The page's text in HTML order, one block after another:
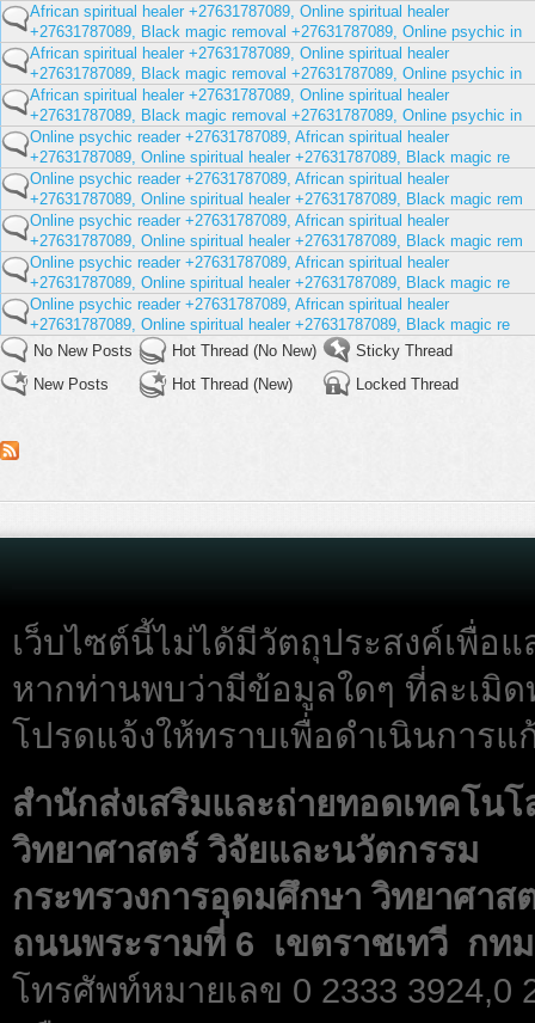
African spiritual healer +27631787089, Online spiritual healer
+27631787089, Black magic removal +27631787089, Online psychic in
African spiritual healer +27631787089, Online spiritual healer
+27631787089, Black magic removal +27631787089, Online psychic in
African spiritual healer +27631787089, Online spiritual healer
+27631787089, Black magic removal +27631787089, Online psychic in
Online psychic reader +27631787089, African spiritual healer
+27631787089, Online spiritual healer +27631787089, Black magic re
Online psychic reader +27631787089, African spiritual healer
+27631787089, Online spiritual healer +27631787089, Black magic rem
Online psychic reader +27631787089, African spiritual healer
+27631787089, Online spiritual healer +27631787089, Black magic rem
Online psychic reader +27631787089, African spiritual healer
+27631787089, Online spiritual healer +27631787089, Black magic re
Online psychic reader +27631787089, African spiritual healer
+27631787089, Online spiritual healer +27631787089, Black magic re
No New Posts
New Posts
Hot Thread (No New)
Hot Thread (New)
Sticky Thread
Locked Thread
เว็บไซต์นี้ไม่ได้มีวัตถุประสงค์เพื่อแ
หากท่านพบว่ามีข้อมูลใดๆ ที่ละเมิ
โปรดแจ้งให้ทราบเพื่อดำเนินการ
สำนักส่งเสริมและถ่ายทอดเทคโน
วิทยาศาสตร์ วิจัยและนวัตกรรม
กระทรวงการอุดมศึกษา วิทยาศาส
ถนนพระรามที่ 6 เขตราชเทวี กทม
โทรศัพท์หมายเลข 0 2333 3924,0